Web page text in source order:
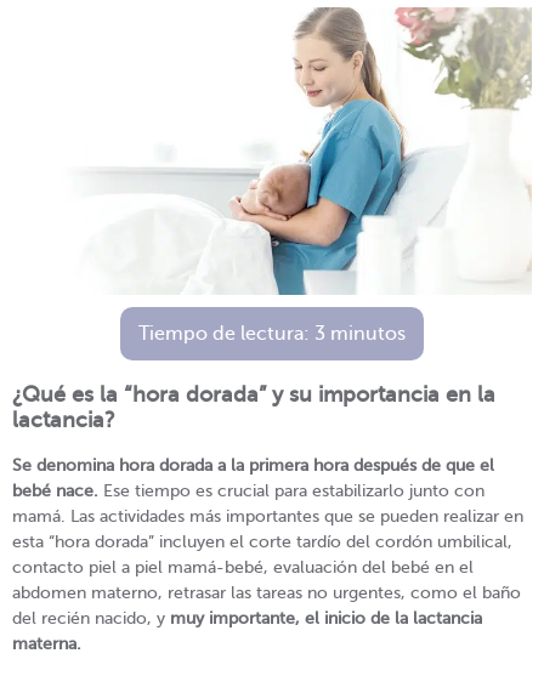
Tiempo de lectura: 3 minutos
¿Qué es la “hora dorada” y su importancia en la
lactancia?
Se denomina hora dorada a la primera hora después de que el
bebé nace. Ese tiempo es crucial para estabilizarlo junto con
mamá. Las actividades más importantes que se pueden realizar en
esta “hora dorada” incluyen el corte tardío del cordón umbilical,
contacto piel a piel mamá-bebé, evaluación del bebé en el
abdomen materno, retrasar las tareas no urgentes, como el baño
del recién nacido, y muy importante, el inicio de la lactancia
materna.